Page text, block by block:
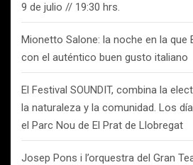
9 de julio // 19:30 hrs.
Mionetto Salone: la noche en la
con el auténtico buen gusto italiano
El Festival SOUNDIT, combina la
la naturaleza y la comunidad. Los
el Parc Nou de El Prat de Llobregat
Josep Pons i l’orquestra del Gran